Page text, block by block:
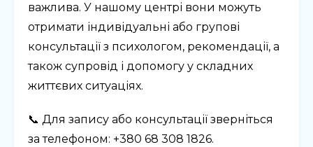
важлива. У нашому центрі вони можуть
отримати індивідуальні або групові
консультації з психологом, рекомендації, а
також супровід і допомогу у складних
життєвих ситуаціях.
📞 Для запису або консультації зверніться
за телефоном: +380 68 308 1826.